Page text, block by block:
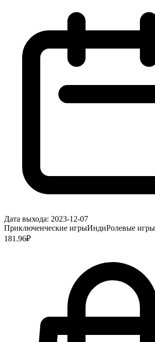
Дата выхода: 2023-12-07
Приключенческие игрыИндиРолевые игры
181.96₽